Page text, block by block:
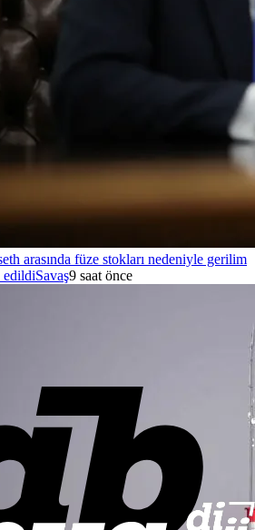
arasında füze stokları nedeniyle gerilim
edildiSavaş9 saat önce